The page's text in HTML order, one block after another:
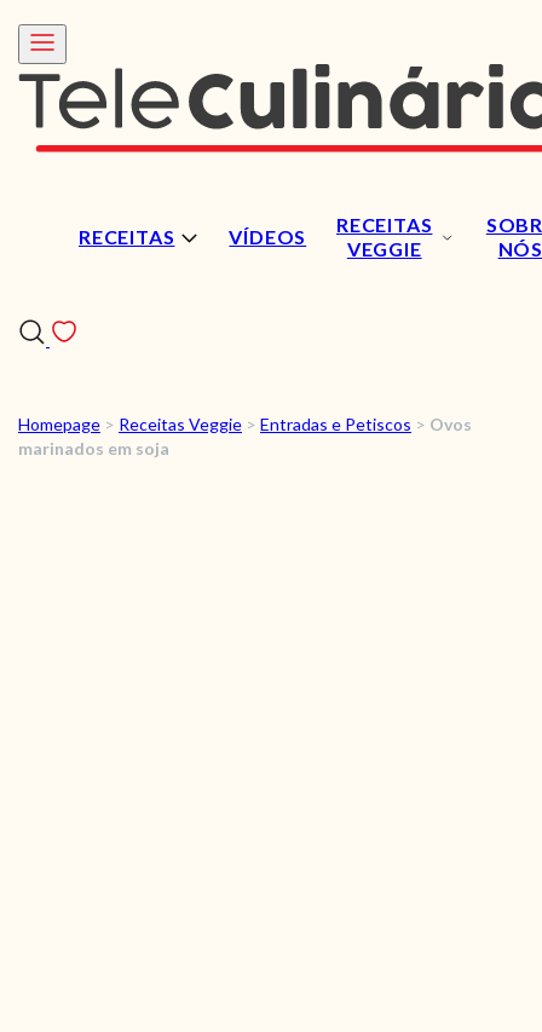
RECEITAS VÍDEOS
RECEITAS
VEGGIE
NÓS
RECEITAS
Homepage > Receitas Veggie > Entradas e Petiscos > Ovos
marinados em soja